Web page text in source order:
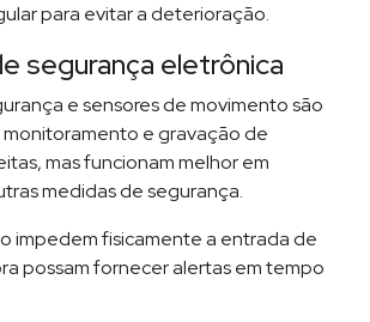
para evitar a deterioração.
segurança eletrônica
e sensores de movimento são
e gravação de
mas funcionam melhor em
medidas de segurança.
impedem fisicamente a entrada de
possam fornecer alertas em tempo